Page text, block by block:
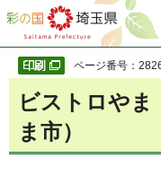
彩の国 埼玉県
ページ番号：
ビストロや
ま市）